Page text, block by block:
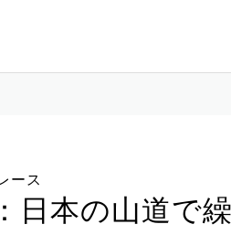
ース
日本の山道で